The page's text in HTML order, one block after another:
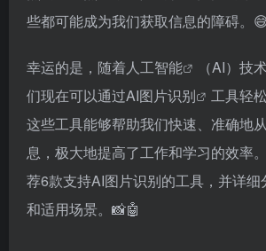
些都可能成为我们获取信息的障碍。
幸运的是，随着人工智能
（AI）技
们现在可以通过AI图片识别
工具轻
这些工具能够帮助我们快速、准确地
息，极大地提高了工作和学习的效率
荐6款支持AI图片识别的工具，并详
和适用场景。📸🤖